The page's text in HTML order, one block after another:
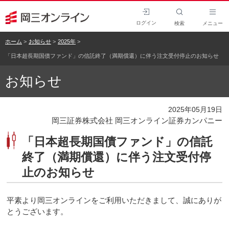
ログイン 検索 メニュー
ホーム お知らせ 2025年
「日本超長期国債ファンド」の信託終了（満期償還）に伴う注文受付停止のお知らせ
お知らせ
2025年05月19日
岡三証券株式会社 岡三オンライン証券カンパニー
「日本超長期国債ファンド」の信託
終了（満期償還）に伴う注文受付停
止のお知らせ
平素より岡三オンラインをご利用いただきまして、誠にありが
とうございます。